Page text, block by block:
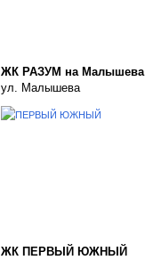
ЖК РАЗУМ на Малышева
ул. Малышева
ЖК ПЕРВЫЙ ЮЖНЫЙ